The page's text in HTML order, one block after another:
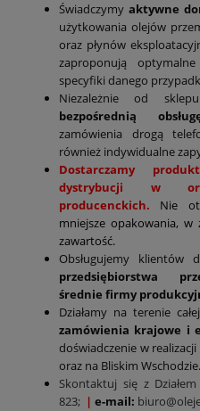
Świadczymy aktywne
użytkowania olejów
oraz płynów
zaproponują
specyfiki danego
Niezależnie od
bezpośrednią
zamówienia drogą
również indywidualne
Dostarczamy
dystrybucji w
producenckich. Nie
mniejsze opakowania,
zawartość.
Obsługujemy klientów
przedsiębiorstwa
średnie firmy
Działamy na terenie
zamówienia krajowe i
doświadczenie w
oraz na Bliskim Wschodzie.
Skontaktuj się z
823; | e-mail: